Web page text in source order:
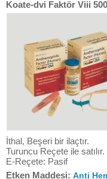
Koate-dvi Faktör Viii
İthal, Beşeri bir ilaçtır.
Turuncu Reçete ile satılır.
E-Reçete: Pasif
Etken Maddesi: Anti